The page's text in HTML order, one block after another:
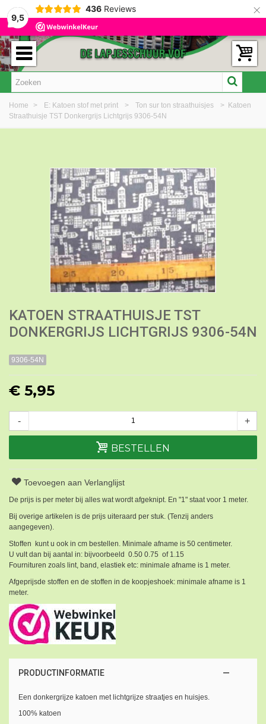
9,5
436 Reviews ×
Home > E: Katoen stof met print > Ton sur ton straathuisjes > Katoen
Straathuisje TST Donkergrijs Lichtgrijs 9306-54N
KATOEN STRAATHUISJE TST
DONKERGRIJS LICHTGRIJS 9306-54N
9306-54N
€ 5,95
- +
BESTELLEN
Toevoegen aan Verlanglijst
De prijs is per meter bij alles wat wordt afgeknipt. En "1" staat voor 1 meter.
Bij overige artikelen is de prijs uiteraard per stuk. (Tenzij anders
aangegeven).
Stoffen kunt u ook in cm bestellen. Minimale afname is 50 centimeter.
U vult dan bij aantal in: bijvoorbeeld 0.50 0.75 of 1.15
Fournituren zoals lint, band, elastiek etc: minimale afname is 1 meter.
Afgeprijsde stoffen en de stoffen in de koopjeshoek: minimale afname is 1
meter.
PRODUCTINFORMATIE
Een donkergrijze katoen met lichtgrijze straatjes en huisjes.
100% katoen